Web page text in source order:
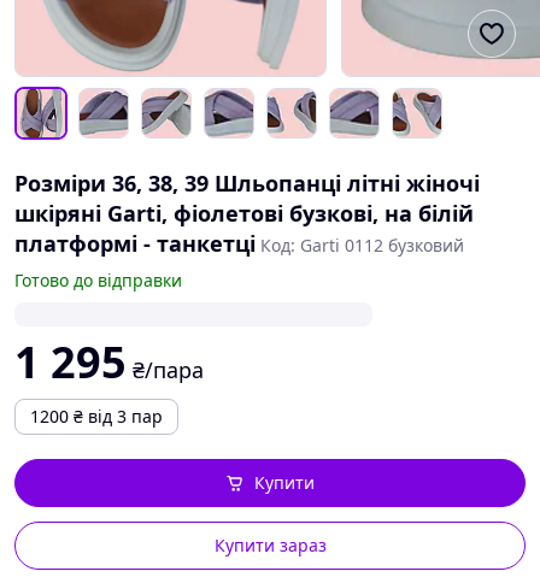
Розміри 36, 38, 39 Шльопанці літні жіночі
шкіряні Garti, фіолетові бузкові, на білій
платформі - танкетці Код: Garti 0112 бузковий
Готово до відправки
1 295 ₴/пара
1200 ₴ від 3 пар
Купити зараз
Купити